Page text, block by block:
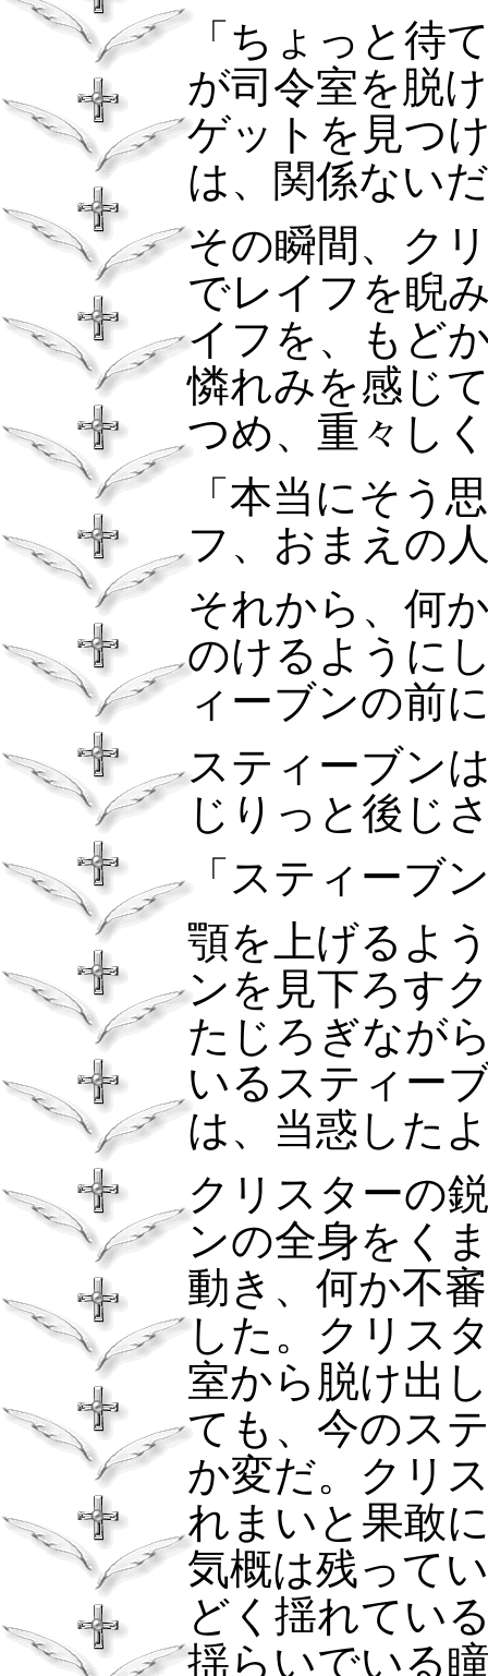
「ちょっと待
が司令室を脱
ゲットを見つ
は、関係ない
その瞬間、ク
でレイフを睨
イフを、もど
憐れみを感じ
つめ、重々し
「本当にそう
フ、おまえの
それから、何
のけるように
ィーブンの前
スティーブン
じりっと後じ
「スティーブ
顎を上げるよ
ンを見下ろす
たじろぎなが
いるスティー
は、当惑した
クリスターの
ンの全身をく
動き、何か不
した。クリス
室から脱け出
ても、今のス
か変だ。クリ
れまいと果敢
気概は残って
どく揺れてい
揺らいでいる